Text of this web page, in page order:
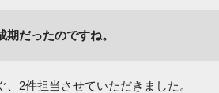
だったのですね。
2件担当させていただきました。